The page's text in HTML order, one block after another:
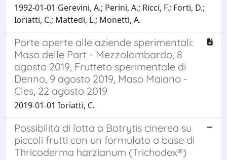
1992-01-01 Gerevini, A.; Perini, A.; Ricci, F.; Forti, D.;
Ioriatti, C.; Mattedi, L.; Monetti, A.
Porte aperte alle aziende sperimentali:
Maso delle Part - Mezzolombardo, 8
agosto 2019, Frutteto sperimentale di
Denno, 9 agosto 2019, Maso Maiano -
Cles, 22 agosto 2019
2019-01-01 Ioriatti, C.
Possibilità di lotta a Botrytis cinerea su
piccoli frutti con un formulato a base di
Thricoderma harzianum (Trichodex®)